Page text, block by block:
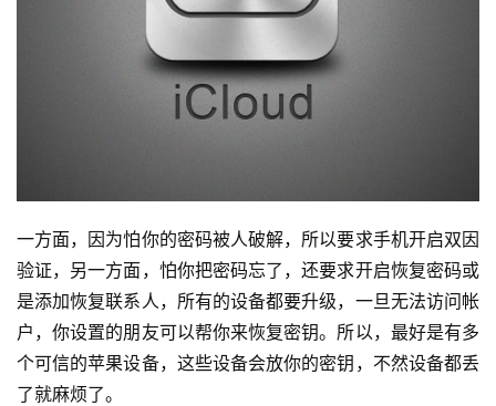
一方面，因为怕你的密码被人破解，所以要求手机开启双因
验证，另一方面，怕你把密码忘了，还要求开启恢复密码或
是添加恢复联系人，所有的设备都要升级，一旦无法访问帐
户，你设置的朋友可以帮你来恢复密钥。所以，最好是有多
个可信的苹果设备，这些设备会放你的密钥，不然设备都丢
了就麻烦了。